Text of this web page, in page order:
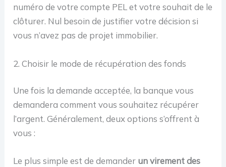
numéro de votre compte PEL et votre souhait de le
clôturer. Nul besoin de justifier votre décision si
vous n’avez pas de projet immobilier.
2. Choisir le mode de récupération des fonds
Une fois la demande acceptée, la banque vous
demandera comment vous souhaitez récupérer
l’argent. Généralement, deux options s’offrent à
vous :
Le plus simple est de demander un virement des